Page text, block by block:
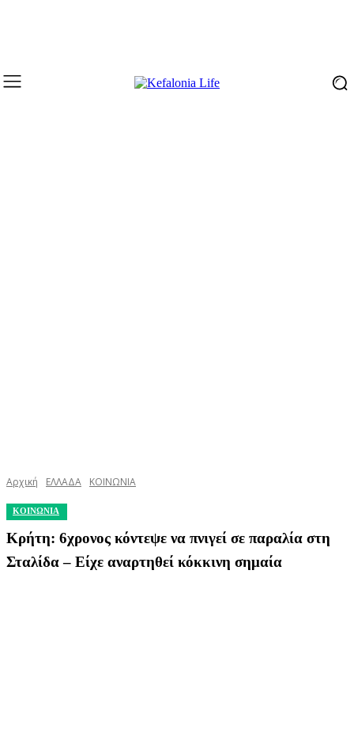
Αρχική ΕΛΛΑΔΑ ΚΟΙΝΩΝΙΑ
ΚΟΙΝΩΝΙΑ
Κρήτη: 6χρονος κόντεψε να πνιγεί σε παραλία στη
Σταλίδα – Είχε αναρτηθεί κόκκινη σημαία